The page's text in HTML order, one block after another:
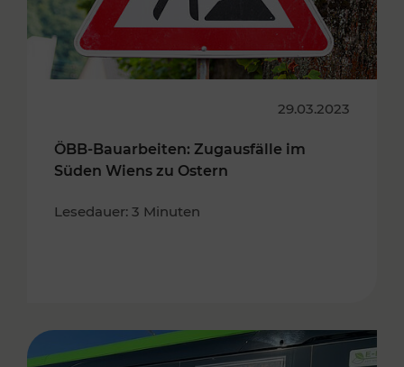
29.03.2023
ÖBB-Bauarbeiten: Zugausfälle im
Süden Wiens zu Ostern
Lesedauer: 3 Minuten